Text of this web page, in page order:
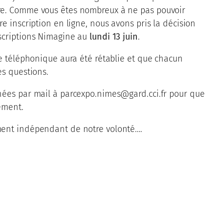
Comme vous êtes nombreux à ne pas pouvoir
inscription en ligne, nous avons pris la décision
Nimagine au lundi 13 juin.
téléphonique aura été rétablie et que chacun
questions.
par mail à parcexpo.nimes@gard.cci.fr pour que
indépendant de notre volonté….